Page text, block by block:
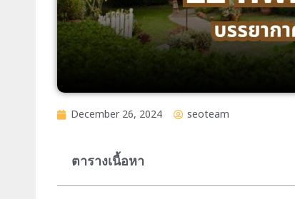
December 26, 2024 seoteam
ตารางเนื้อหา